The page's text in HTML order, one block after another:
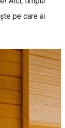
pe care ai